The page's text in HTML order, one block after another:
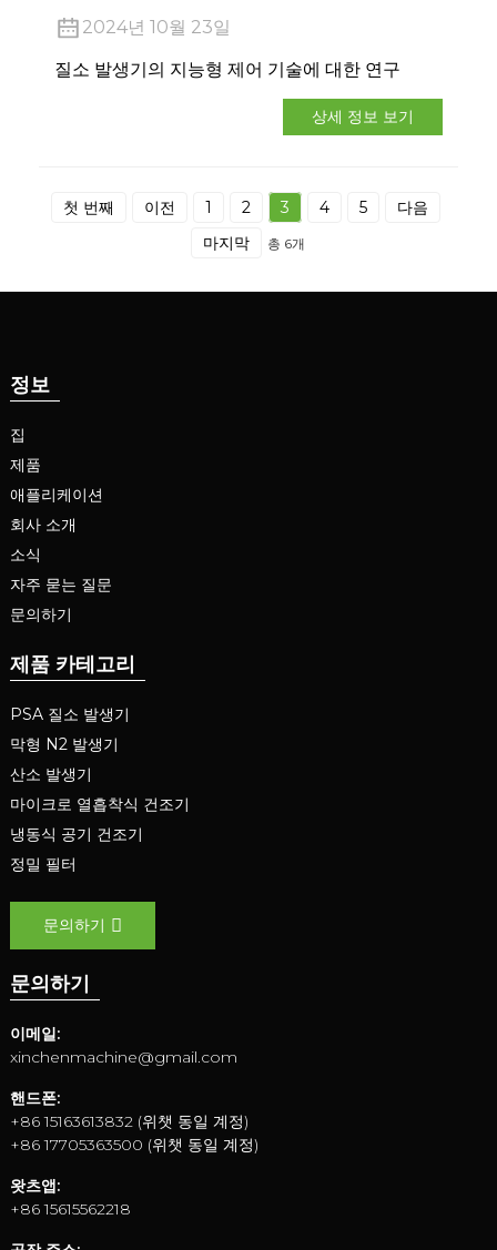
2024년 10월 23일
질소 발생기의 지능형 제어 기술에 대한 연구
상세 정보 보기
첫 번째 이전 1 2 3 4 5
다음
마지막
총 6개
정보
집
제품
애플리케이션
회사 소개
소식
자주 묻는 질문
문의하기
제품 카테고리
PSA 질소 발생기
막형 N2 발생기
산소 발생기
마이크로 열흡착식 건조기
냉동식 공기 건조기
정밀 필터
문의하기
문의하기
이메일:
xinchenmachine@gmail.com
핸드폰:
+86 15163613832 (위챗 동일 계정)
+86 17705363500 (위챗 동일 계정)
왓츠앱:
+86 15615562218